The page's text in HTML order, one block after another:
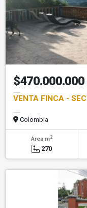
$470.000.000
VENTA FINCA -
Colombia
Área m2
270